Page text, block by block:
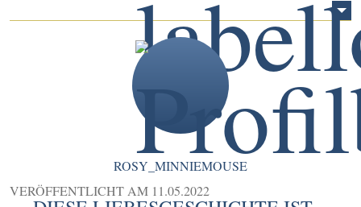
ROSY_MINNIEMOUSE
VERÖFFENTLICHT AM 11.05.2022